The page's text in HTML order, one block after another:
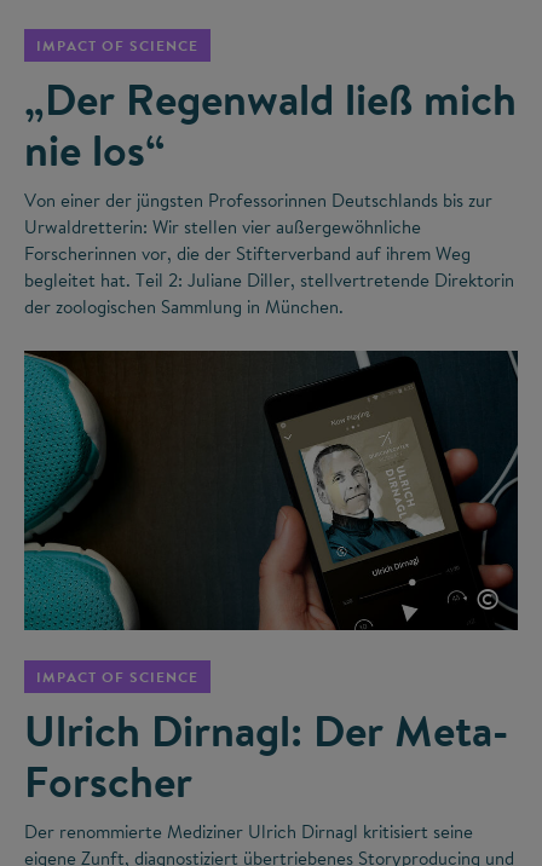
IMPACT OF SCIENCE
„Der Regenwald ließ mich
nie los“
Von einer der jüngsten Professorinnen Deutschlands bis zur
Urwaldretterin: Wir stellen vier außergewöhnliche
Forscherinnen vor, die der Stifterverband auf ihrem Weg
begleitet hat. Teil 2: Juliane Diller, stellvertretende Direktorin
der zoologischen Sammlung in München.
©
IMPACT OF SCIENCE
Ulrich Dirnagl: Der Meta-
Forscher
Der renommierte Mediziner Ulrich Dirnagl kritisiert seine
eigene Zunft, diagnostiziert übertriebenes Storyproducing und